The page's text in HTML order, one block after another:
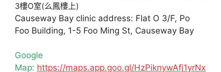
3樓O室(么鳳樓上)
Causeway Bay clinic address: Flat O 3/F, Po
Foo Building, 1-5 Foo Ming St, Causeway Bay
Google
Map: https://maps.app.goo.gl/HzPiknywAfj1yrNx